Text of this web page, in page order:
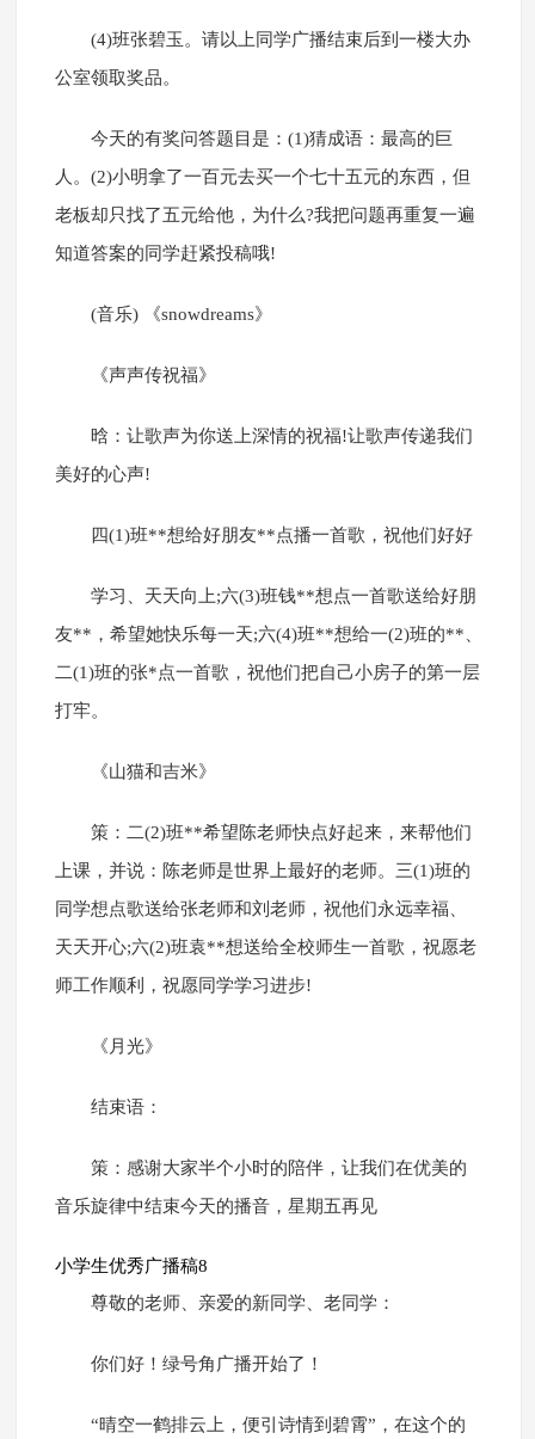
(4)班张碧玉。请以上同学广播结束后到一楼大办
公室领取奖品。
今天的有奖问答题目是：(1)猜成语：最高的巨
人。(2)小明拿了一百元去买一个七十五元的东西，但
老板却只找了五元给他，为什么?我把问题再重复一遍
知道答案的同学赶紧投稿哦!
(音乐) 《snowdreams》
《声声传祝福》
晗：让歌声为你送上深情的祝福!让歌声传递我们
美好的心声!
四(1)班**想给好朋友**点播一首歌，祝他们好好
学习、天天向上;六(3)班钱**想点一首歌送给好朋
友**，希望她快乐每一天;六(4)班**想给一(2)班的**、
二(1)班的张*点一首歌，祝他们把自己小房子的第一层
打牢。
《山猫和吉米》
策：二(2)班**希望陈老师快点好起来，来帮他们
上课，并说：陈老师是世界上最好的老师。三(1)班的
同学想点歌送给张老师和刘老师，祝他们永远幸福、
天天开心;六(2)班袁**想送给全校师生一首歌，祝愿老
师工作顺利，祝愿同学学习进步!
《月光》
结束语：
策：感谢大家半个小时的陪伴，让我们在优美的
音乐旋律中结束今天的播音，星期五再见
小学生优秀广播稿8
尊敬的老师、亲爱的新同学、老同学：
你们好！绿号角广播开始了！
“晴空一鹤排云上，便引诗情到碧霄”，在这个的